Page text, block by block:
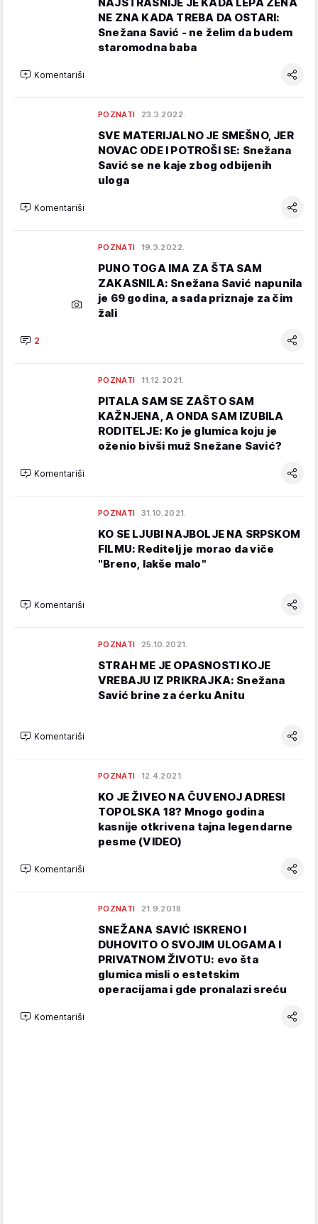
NE ZNA KADA TREBA DA OSTARI:
Snežana Savić - ne želim da budem
staromodna baba
Komentariši
POZNATI 23.3.2022.
SVE MATERIJALNO JE SMEŠNO, JER
NOVAC ODE I POTROŠI SE: Snežana
Savić se ne kaje zbog odbijenih
uloga
Komentariši
POZNATI 19.3.2022.
PUNO TOGA IMA ZA ŠTA SAM
ZAKASNILA: Snežana Savić napunila
je 69 godina, a sada priznaje za čim
žali
2
POZNATI 11.12.2021.
PITALA SAM SE ZAŠTO SAM
KAŽNJENA, A ONDA SAM IZUBILA
RODITELJE: Ko je glumica koju je
oženio bivši muž Snežane Savić?
Komentariši
POZNATI 31.10.2021.
KO SE LJUBI NAJBOLJE NA SRPSKOM
FILMU: Reditelj je morao da viče
"Breno, lakše malo"
Komentariši
POZNATI 25.10.2021.
STRAH ME JE OPASNOSTI KOJE
VREBAJU IZ PRIKRAJKA: Snežana
Savić brine za ćerku Anitu
Komentariši
POZNATI 12.4.2021.
KO JE ŽIVEO NA ČUVENOJ ADRESI
TOPOLSKA 18? Mnogo godina
kasnije otkrivena tajna legendarne
pesme (VIDEO)
Komentariši
POZNATI 21.9.2018.
SNEŽANA SAVIĆ ISKRENO I
DUHOVITO O SVOJIM ULOGAMA I
PRIVATNOM ŽIVOTU: evo šta
glumica misli o estetskim
operacijama i gde pronalazi sreću
Komentariši